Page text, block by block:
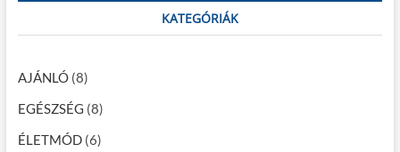
v
i
g
á
h
KATEGÓRIÁK
AJÁNLÓ(8)
EGÉSZSÉG (8)
ÉLETMÓD(6)